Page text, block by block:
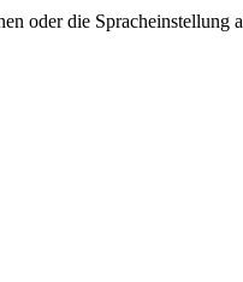
oder die Spracheinstellung